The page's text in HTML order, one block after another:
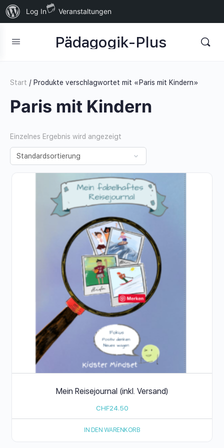
Über
WordPress
Log In Veranstaltungen
Pädagogik-Plus
Start / Produkte verschlagwortet mit «Paris mit Kindern»
Paris mit Kindern
Einzelnes Ergebnis wird angezeigt
Mein Reisejournal (inkl. Versand)
CHF24.50
IN DEN WARENKORB